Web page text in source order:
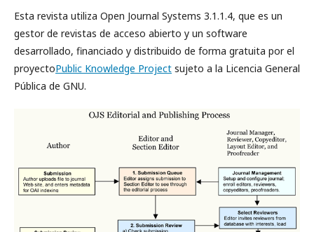
Esta revista utiliza Open Journal Systems 3.1.1.4, que es un
gestor de revistas de acceso abierto y un software
desarrollado, financiado y distribuido de forma gratuita por el
proyectoPublic Knowledge Project sujeto a la Licencia General
Pública de GNU.